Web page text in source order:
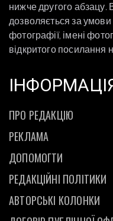
нижче другого
дозволяється за
фотографії, імені
відкритого посилання
ПРО РЕДАКЦІЮ
РЕКЛАМА
ДОПОМОГТИ
РЕДАКЦІЙНІ ПОЛІТИКИ
АВТОРСЬКІ КОЛОНКИ